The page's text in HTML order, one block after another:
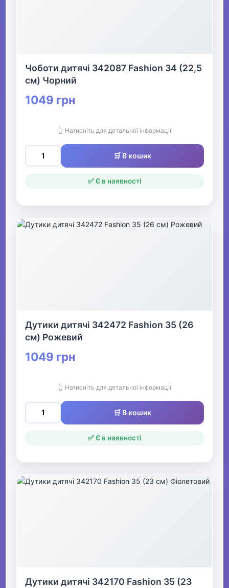
Чоботи дитячі 342087 Fashion 34 (22,5
см) Чорний
1049 грн
👆 Натисніть для детальної інформації
🛒 В кошик
✅ Є в наявності
Дутики дитячі 342472 Fashion 35 (26
см) Рожевий
1049 грн
👆 Натисніть для детальної інформації
🛒 В кошик
✅ Є в наявності
Дутики дитячі 342170 Fashion 35 (23